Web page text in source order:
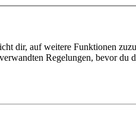
dir, auf weitere Funktionen
Regelungen, bevor du